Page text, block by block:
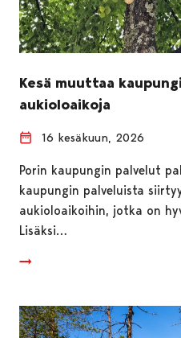
Kesä muuttaa
aukioloaikoja
16 kesäkuun, 2026
Porin kaupungin palvelut
kaupungin palveluista
aukioloaikoihin, jotka on
Lisäksi…